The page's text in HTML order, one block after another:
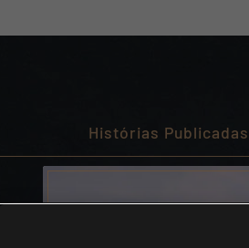
Histórias Publicadas